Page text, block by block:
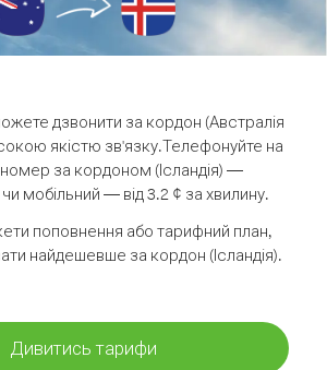
дзвонити за кордон (Австралія
якістю зв'язку.Телефонуйте на
за кордоном (Ісландія) —
мобільний — від 3.2 ¢ за хвилину.
поповнення або тарифний план,
найдешевше за кордон (Ісландія).
Дивитись тарифи